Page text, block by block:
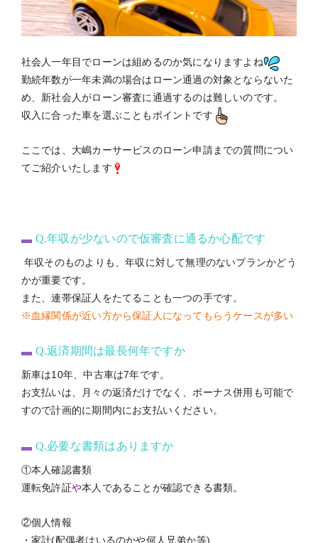
社会人一年目でローンは組めるのか気になりますよね
勤続年数が一年未満の場合はローン通過の対象とならないた
め、新社会人がローン審査に通過するのは難しいのです。
収入に合った車を選ぶこともポイントです
ここでは、大嶋カーサービスのローン申請までの質問につい
てご紹介いたします
Q.年収が少ないので仮審査に通るか心配です
年収そのものよりも、年収に対して無理のないプランかどう
かが重要です。
また、連帯保証人をたてることも一つの手です。
※血縁関係が近い方から保証人になってもらうケースが多い
Q.返済期間は最長何年ですか
新車は10年、中古車は7年です。
お支払いは、月々の返済だけでなく、ボーナス併用も可能で
すので計画的に期間内にお支払いください。
Q.必要な書類はありますか
①本人確認書類
運転免許証や本人であることが確認できる書類。
②個人情報
・家計(配偶者はいるのかや何人兄弟か等)